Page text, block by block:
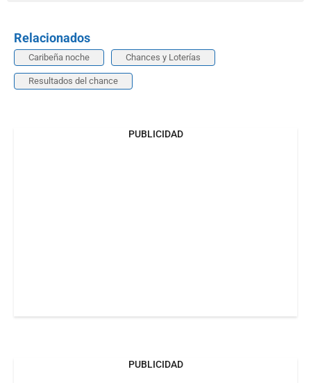
Relacionados
Caribeña noche Chances y Loterías
Resultados del chance
PUBLICIDAD
PUBLICIDAD